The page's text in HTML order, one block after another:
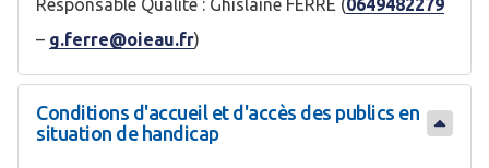
Responsable Qualité : Ghislaine FERRE (0649482279
– g.ferre@oieau.fr)
Conditions d'accueil et d'accès des publics en
situation de handicap